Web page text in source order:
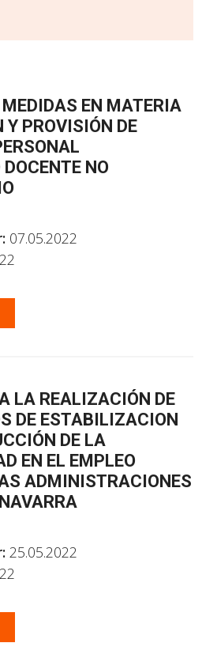
MEDIDAS EN MATERIA
Y PROVISIÓN DE
NO
07.05.2022
LA REALIZACIÓN DE
DE ESTABILIZACION
DE LA
EN EL EMPLEO
ADMINISTRACIONES
25.05.2022